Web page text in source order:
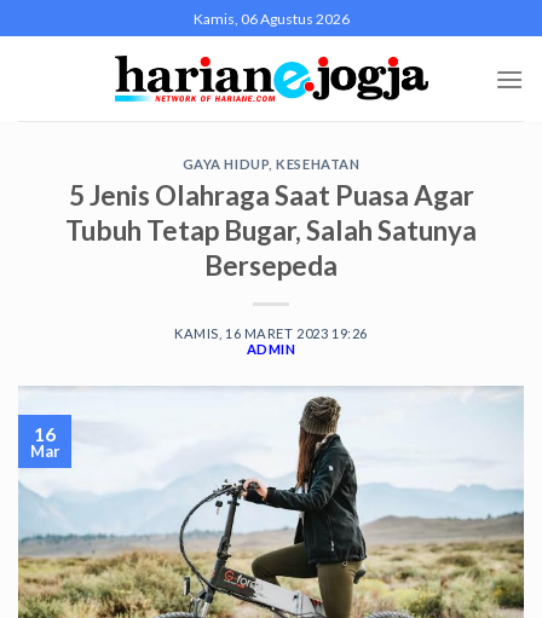
to
Kamis, 06 Agustus 2026
GAYA HIDUP ,KESEHATAN
5 Jenis Olahraga Saat Puasa Agar
Tubuh Tetap Bugar, Salah Satunya
Bersepeda
KAMIS, 16 MARET 2023 19:26
ADMIN
16
Mar